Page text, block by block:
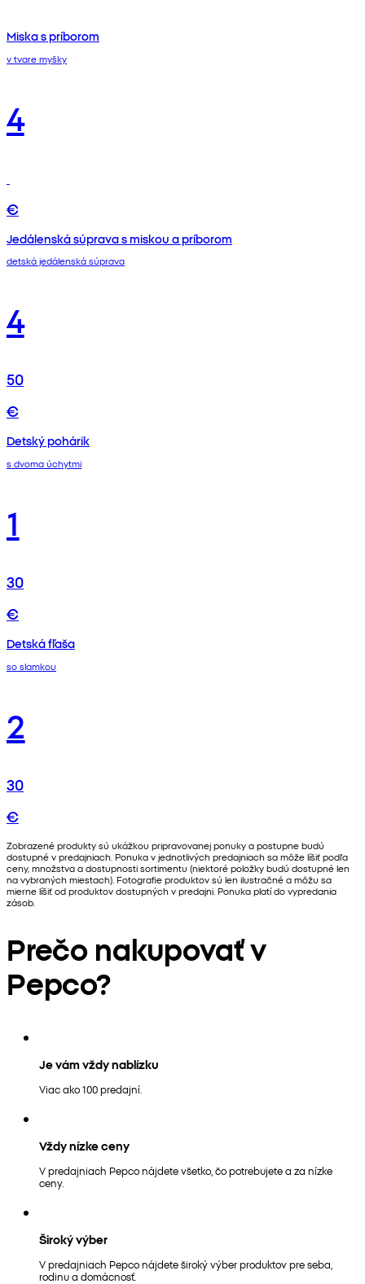
Miska s príborom
v tvare myšky
4
€
Jedálenská súprava s miskou a príborom
detská jedálenská súprava
4
50
€
Detský pohárik
s dvoma úchytmi
1
30
€
Detská fľaša
so slamkou
2
30
€
Zobrazené produkty sú ukážkou pripravovanej ponuky a postupne budú
dostupné v predajniach. Ponuka v jednotlivých predajniach sa môže líšiť podľa
ceny, množstva a dostupnosti sortimentu (niektoré položky budú dostupné len
na vybraných miestach). Fotografie produktov sú len ilustračné a môžu sa
mierne líšiť od produktov dostupných v predajni. Ponuka platí do vypredania
zásob.
Prečo nakupovať v
Pepco?
Je vám vždy nablízku
Viac ako 100 predajní.
Vždy nízke ceny
V predajniach Pepco nájdete všetko, čo potrebujete a za nízke
ceny.
Široký výber
V predajniach Pepco nájdete široký výber produktov pre seba,
rodinu a domácnosť.